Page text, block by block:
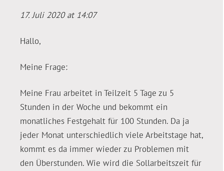
17. Juli 2020 at 14:07
Hallo,
Meine Frage:
Meine Frau arbeitet in Teilzeit 5 Tage zu 5
Stunden in der Woche und bekommt ein
monatliches Festgehalt für 100 Stunden. Da ja
jeder Monat unterschiedlich viele Arbeitstage hat,
kommt es da immer wieder zu Problemen mit
den Überstunden. Wie wird die Sollarbeitszeit für